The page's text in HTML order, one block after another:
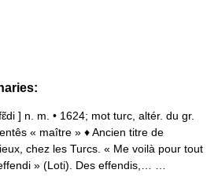
] n. m. • 1624; mot turc, altér. du gr.
« maître » ♦ Ancien titre de
chez les Turcs. « Me voilà pour tout
» (Loti). Des effendis,… …